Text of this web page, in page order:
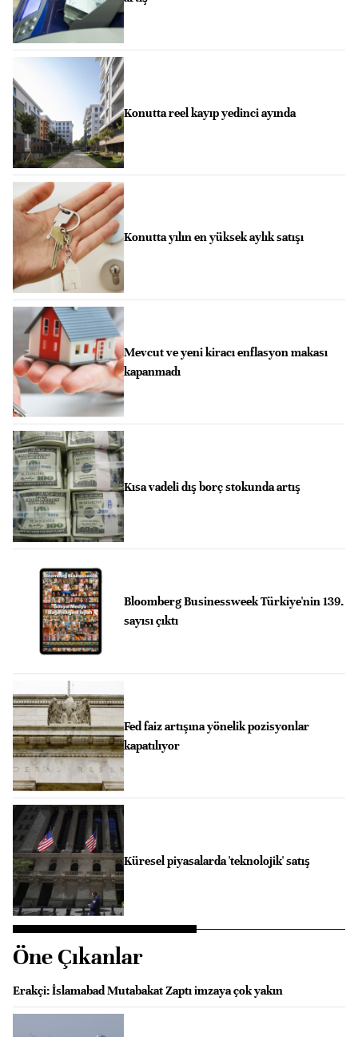
Konutta reel kayıp yedinci ayında
Konutta yılın en yüksek aylık satışı
Mevcut ve yeni kiracı enflasyon makası
kapanmadı
Kısa vadeli dış borç stokunda artış
Bloomberg Businessweek Türkiye'nin 139.
sayısı çıktı
Fed faiz artışına yönelik pozisyonlar
kapatılıyor
Küresel piyasalarda 'teknolojik' satış
Öne Çıkanlar
Erakçi: İslamabad Mutabakat Zaptı imzaya çok yakın